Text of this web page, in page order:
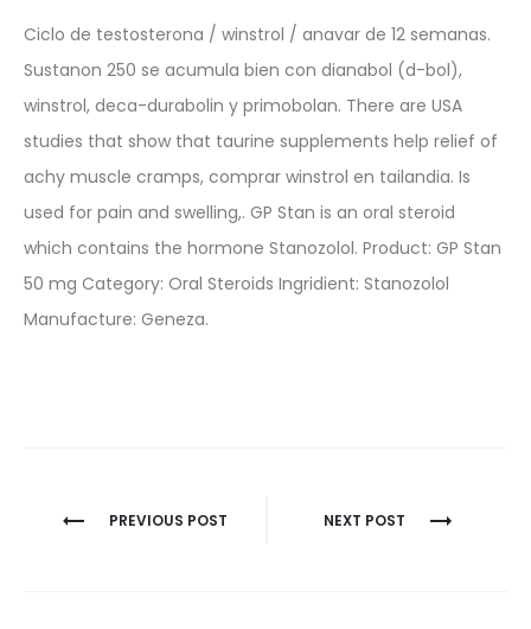
Ciclo de testosterona / winstrol / anavar de 12 semanas.
Sustanon 250 se acumula bien con dianabol (d-bol),
winstrol, deca-durabolin y primobolan. There are USA
studies that show that taurine supplements help relief of
achy muscle cramps, comprar winstrol en tailandia. Is
used for pain and swelling,. GP Stan is an oral steroid
which contains the hormone Stanozolol. Product: GP Stan
50 mg Category: Oral Steroids Ingridient: Stanozolol
Manufacture: Geneza.
Nawigacja
PREVIOUS POST NEXT POST